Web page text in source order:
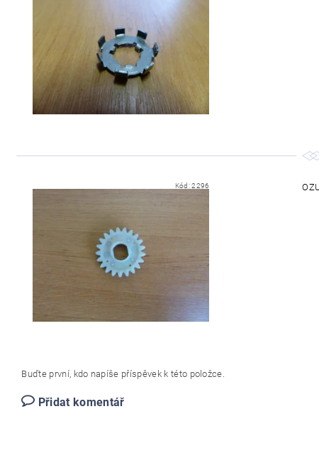
Kód:2296
Buďte první, kdo napíše příspěvek k této položce.
Přidat komentář